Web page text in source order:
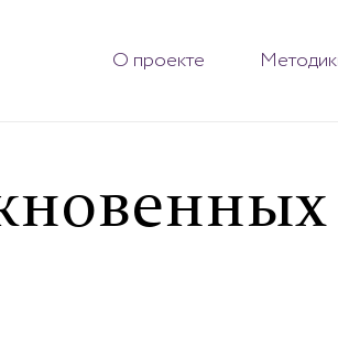
О проекте